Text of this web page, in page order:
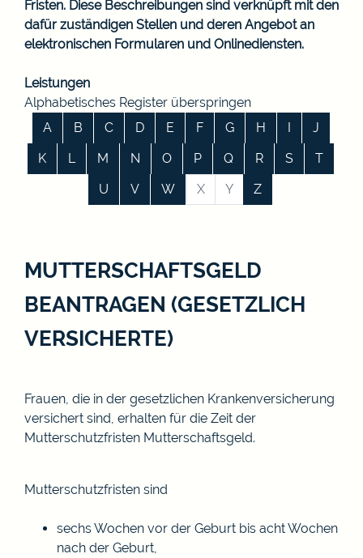
Fristen. Diese Beschreibungen sind verknüpft mit den
dafür zuständigen Stellen und deren Angebot an
elektronischen Formularen und Onlinediensten.
Leistungen
Alphabetisches Register überspringen
A
B C D E F G H I
J
K
L M N O P Q R S
T
U
V W X Y Z
MUTTERSCHAFTSGELD
BEANTRAGEN (GESETZLICH
VERSICHERTE)
Frauen, die in der gesetzlichen Krankenversicherung
versichert sind, erhalten für die Zeit der
Mutterschutzfristen Mutterschaftsgeld.
Mutterschutzfristen sind
sechs Wochen vor der Geburt bis acht Wochen
nach der Geburt,